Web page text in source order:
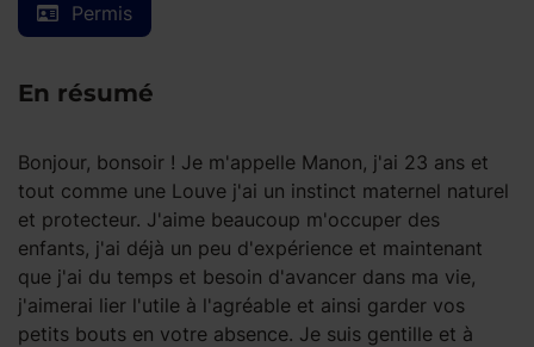
Permis
En résumé
Bonjour, bonsoir ! Je m'appelle Manon, j'ai 23 ans et
tout comme une Louve j'ai un instinct maternel naturel
et protecteur. J'aime beaucoup m'occuper des
enfants, j'ai déjà un peu d'expérience et maintenant
que j'ai du temps et besoin d'avancer dans ma vie,
j'aimerai lier l'utile à l'agréable et ainsi garder vos
petits bouts en votre absence. Je suis gentille et à